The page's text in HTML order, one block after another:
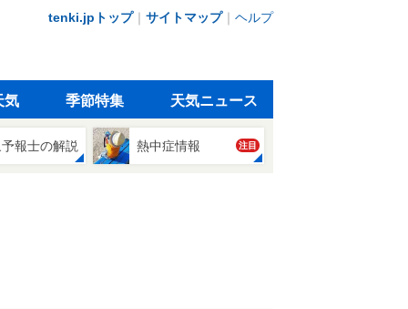
tenki.jpトップ｜ サイトマップ｜ ヘルプ
気 季節特集 天気ニュース
報士の解説 熱中症情報 注目